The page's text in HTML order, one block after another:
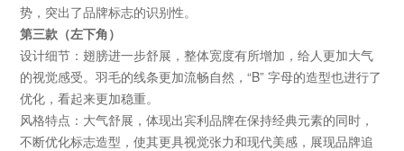
势，突出了品牌标志的识别性。
第三款（左下角）
设计细节：翅膀进一步舒展，整体宽度有所增加，给人更加大气
的视觉感受。羽毛的线条更加流畅自然，“B”字母的造型也进行了
优化，看起来更加稳重。
风格特点：大气舒展，体现出宾利品牌在保持经典元素的同时，
不断优化标志造型，使其更具视觉张力和现代美感，展现品牌追